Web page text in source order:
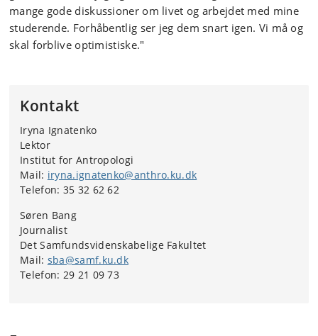
mange gode diskussioner om livet og arbejdet med mine
studerende. Forhåbentlig ser jeg dem snart igen. Vi må og
skal forblive optimistiske."
Kontakt
Iryna Ignatenko
Lektor
Institut for Antropologi
Mail: iryna.ignatenko@anthro.ku.dk
Telefon: 35 32 62 62
Søren Bang
Journalist
Det Samfundsvidenskabelige Fakultet
Mail: sba@samf.ku.dk
Telefon: 29 21 09 73